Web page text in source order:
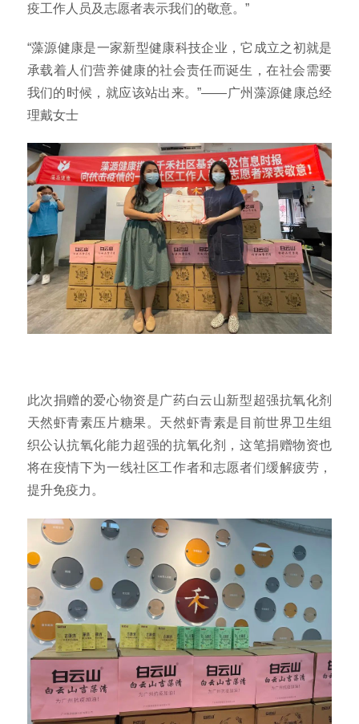
疫工作人员及志愿者表示我们的敬意。”
“藻源健康是一家新型健康科技企业，它成立之初就是
承载着人们营养健康的社会责任而诞生，在社会需要
我们的时候，就应该站出来。”——广州藻源健康总经
理戴女士
此次捐赠的爱心物资是广药白云山新型超强抗氧化剂
天然虾青素压片糖果。天然虾青素是目前世界卫生组
织公认抗氧化能力超强的抗氧化剂，这笔捐赠物资也
将在疫情下为一线社区工作者和志愿者们缓解疲劳，
提升免疫力。